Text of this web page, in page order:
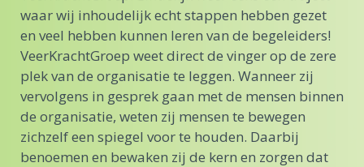
waar wij inhoudelijk echt stappen hebben gezet
en veel hebben kunnen leren van de begeleiders!
VeerKrachtGroep weet direct de vinger op de zere
plek van de organisatie te leggen. Wanneer zij
vervolgens in gesprek gaan met de mensen binnen
de organisatie, weten zij mensen te bewegen
zichzelf een spiegel voor te houden. Daarbij
benoemen en bewaken zij de kern en zorgen dat